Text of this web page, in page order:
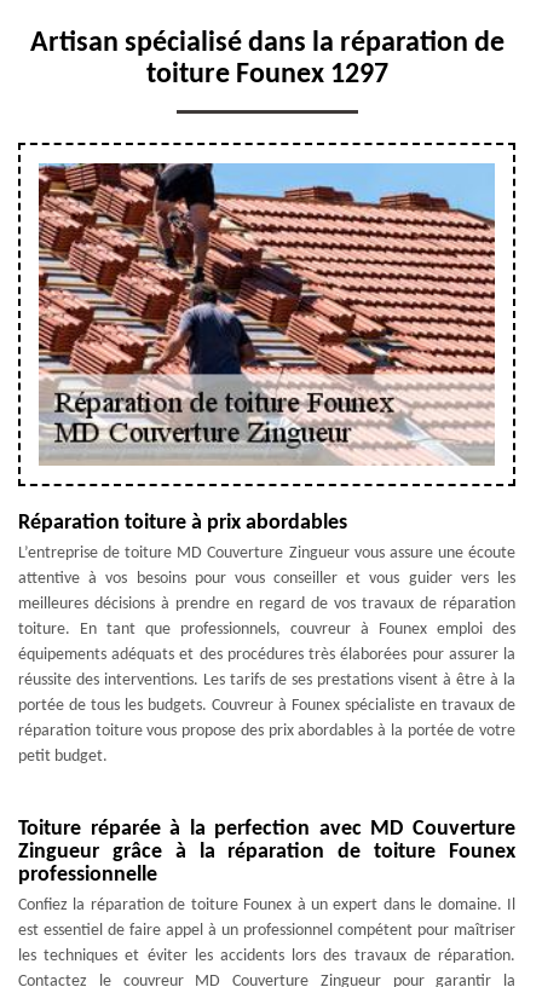
Artisan spécialisé dans la réparation de
toiture Founex 1297
Réparation toiture à prix abordables
L’entreprise de toiture MD Couverture Zingueur vous assure une écoute
attentive à vos besoins pour vous conseiller et vous guider vers les
meilleures décisions à prendre en regard de vos travaux de réparation
toiture. En tant que professionnels, couvreur à Founex emploi des
équipements adéquats et des procédures très élaborées pour assurer la
réussite des interventions. Les tarifs de ses prestations visent à être à la
portée de tous les budgets. Couvreur à Founex spécialiste en travaux de
réparation toiture vous propose des prix abordables à la portée de votre
petit budget.
Toiture réparée à la perfection avec MD Couverture
Zingueur grâce à la réparation de toiture Founex
professionnelle
Confiez la réparation de toiture Founex à un expert dans le domaine. Il
est essentiel de faire appel à un professionnel compétent pour maîtriser
les techniques et éviter les accidents lors des travaux de réparation.
Contactez le couvreur MD Couverture Zingueur pour garantir la